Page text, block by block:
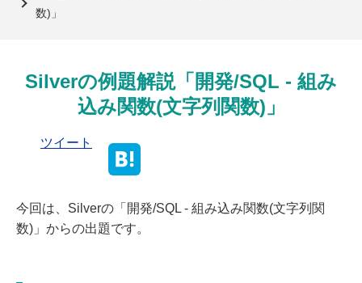
数)」
Silverの例題解説「開発/SQL - 組み
込み関数(文字列関数)」
ツイート
今回は、Silverの「開発/SQL - 組み込み関数(文字列関
数)」からの出題です。